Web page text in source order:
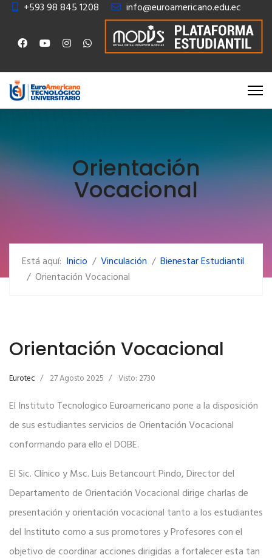
+593 98 845 1208 info@euroamericano.edu.ec
Orientación
Vocacional
Está aquí: Inicio Vinculación
Bienestar Estudiantil
Orientación Vocacional
Orientación Vocacional
Eurotec 27 Agosto 2025 Visto: 2730
El Instituto Tecnologico Euroamericano pone a la disposición
de sus estudiantes servicios de Orientación Vocacional
conformando para ello el DOBE.
El Sic. Clínico y Msc. Luis Betancourt Pindo, Director del
Departamento de Orientación Vocacional dirige charlas de
presentación y orientación vocacional tanto a los estudiantes
del Instituto como a sus promotores y Profesores con el
objetivo de coordinar acciones dirigidas a fortalecer esta tan